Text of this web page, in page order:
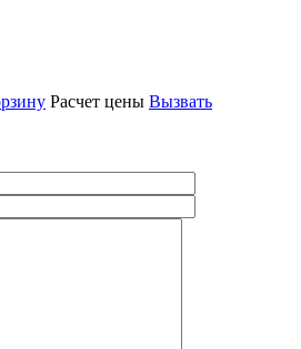
Расчет цены Вызвать